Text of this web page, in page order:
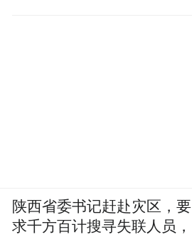
陕西省委书记赶赴灾区，要
求千方百计搜寻失联人员，